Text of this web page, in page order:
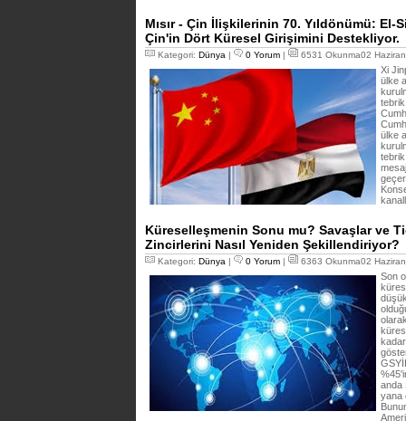
Mısır - Çin İlişkilerinin 70. Yıldönümü:
Çin'in Dört Küresel Girişimini Destekliyor.
Kategori: Dünya | 0 Yorum | 6531 Okunma02
Xi
ülke
tebrik
ülke
tebrik
Küreselleşmenin Sonu mu? Savaşlar ve
Zincirlerini Nasıl Yeniden Şekillendiriyor?
Kategori: Dünya | 0 Yorum | 6363 Okunma02
Son
anda
yana